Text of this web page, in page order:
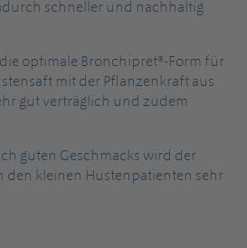
schneller und nachhaltig
die optimale Bronchipret®-Form für
mit der Pflanzenkraft aus
gut verträglich und zudem
guten Geschmacks wird der
den kleinen Hustenpatienten sehr